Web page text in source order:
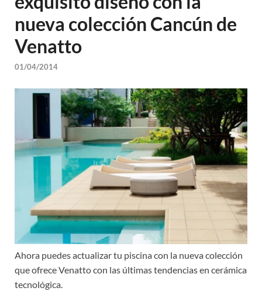
nueva colección Cancún de
Venatto
01/04/2014
Ahora puedes actualizar tu piscina con la nueva colección
que ofrece Venatto con las últimas tendencias en cerámica
tecnológica.